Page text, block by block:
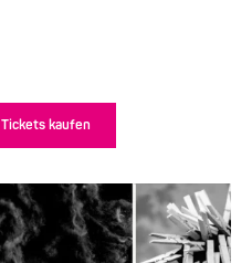
Tickets kaufen